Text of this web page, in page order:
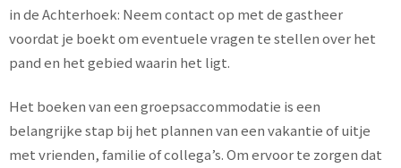
in de Achterhoek: Neem contact op met de gastheer
voordat je boekt om eventuele vragen te stellen over het
pand en het gebied waarin het ligt.
Het boeken van een groepsaccommodatie is een
belangrijke stap bij het plannen van een vakantie of uitje
met vrienden, familie of collega’s. Om ervoor te zorgen dat